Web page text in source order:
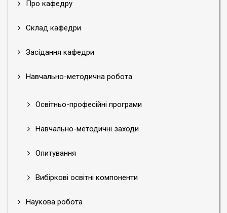
Про кафедру
Склад кафедри
Засідання кафедри
Навчально-методична робота
Освітньо-професійні програми
Навчально-методичні заходи
Опитування
Вибіркові освітні компоненти
Наукова робота